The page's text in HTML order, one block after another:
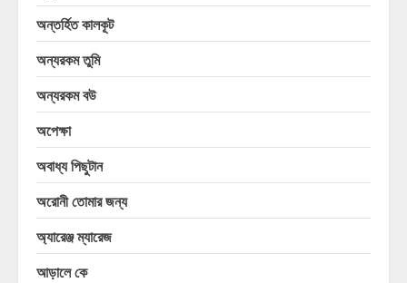
অন্তর্হিত কালকূট
অন্যরকম তুমি
অন্যরকম বউ
অপেক্ষা
অবাধ্য পিছুটান
অরোনী তোমার জন্য
অ্যারেঞ্জ ম্যারেজ
আড়ালে কে